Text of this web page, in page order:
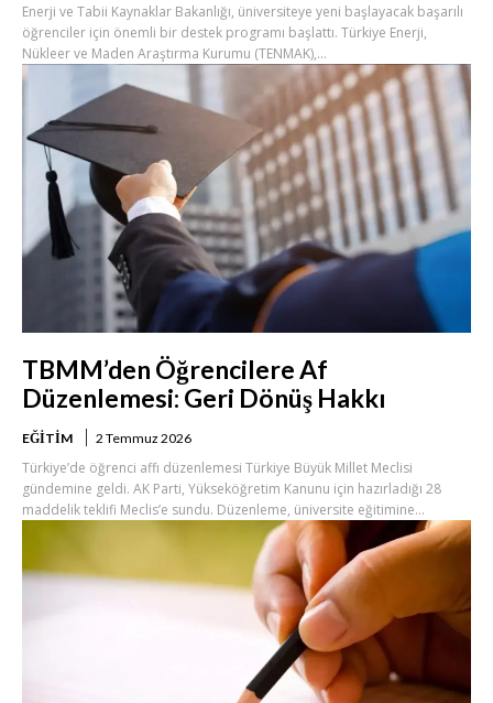
Enerji ve Tabii Kaynaklar Bakanlığı, üniversiteye yeni başlayacak başarılı
öğrenciler için önemli bir destek programı başlattı. Türkiye Enerji,
Nükleer ve Maden Araştırma Kurumu (TENMAK),...
TBMM’den Öğrencilere Af
Düzenlemesi: Geri Dönüş Hakkı
EĞITIM 2 Temmuz 2026
Türkiye’de öğrenci affı düzenlemesi Türkiye Büyük Millet Meclisi
gündemine geldi. AK Parti, Yükseköğretim Kanunu için hazırladığı 28
maddelik teklifi Meclis’e sundu. Düzenleme, üniversite eğitimine...